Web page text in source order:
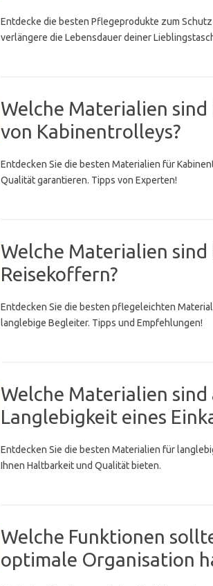
Entdecke die besten Pflegeprodukte zum
verlängere die Lebensdauer deiner
Welche Materialien
von Kabinentrolleys?
Entdecken Sie die besten Materialien für
Qualität garantieren. Tipps von Experten!
Welche Materialien
Reisekoffern?
Entdecken Sie die besten pflegeleichten
langlebige Begleiter. Tipps und Empfehlungen!
Welche Materialien
Langlebigkeit eines
Entdecken Sie die besten Materialien für
Ihnen Haltbarkeit und Qualität bieten.
Welche Funktionen
optimale Organisation